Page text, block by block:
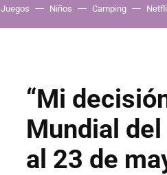
Juegos Niños Camping
“Mi
Mundial
al 23 de